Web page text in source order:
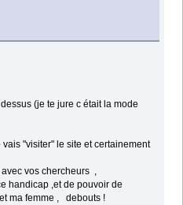
(je te jure c était la mode
"visiter" le site et certainement
vos chercheurs ,
handicap ,et de pouvoir de
ma femme , debouts !